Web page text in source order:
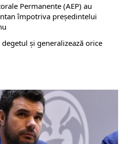
Permanente (AEP) au
împotriva președintelui
degetul și generalizează orice